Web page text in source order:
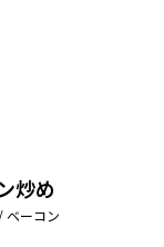
炒め
ベーコン